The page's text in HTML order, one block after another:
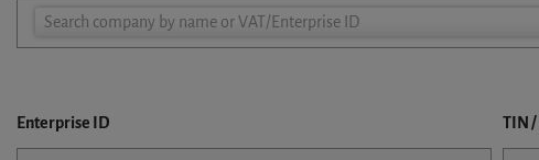
Search company by name or VAT/Enterprise ID
Company
Enterprise ID TIN /